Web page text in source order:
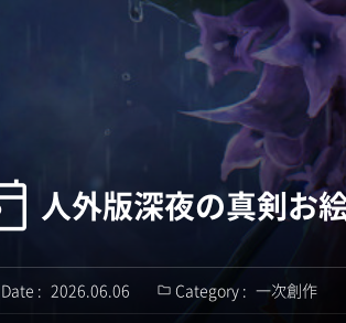
人外版深夜の真剣お
Date : 2026.06.06 Category : 一次創作